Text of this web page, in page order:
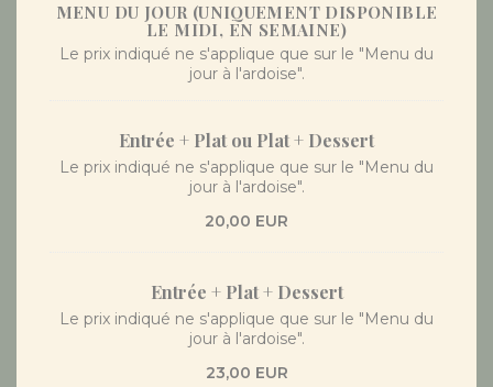
MENU DU JOUR (UNIQUEMENT DISPONIBLE
LE MIDI, EN SEMAINE)
Le prix indiqué ne s'applique que sur le "Menu du
jour à l'ardoise".
Entrée + Plat ou Plat + Dessert
Le prix indiqué ne s'applique que sur le "Menu du
jour à l'ardoise".
20,00 EUR
Entrée + Plat + Dessert
Le prix indiqué ne s'applique que sur le "Menu du
jour à l'ardoise".
23,00 EUR